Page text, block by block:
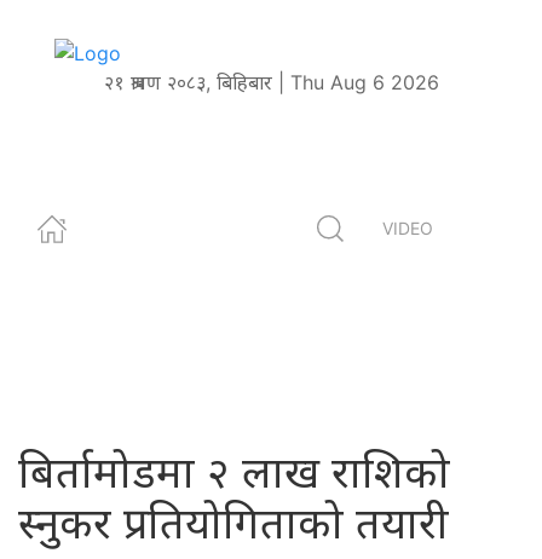
२१ श्रावण २०८३, बिहिबार | Thu Aug 6 2026
VIDEO
बिर्तामोडमा २ लाख राशिको
स्नुकर प्रतियोगिताको तयारी